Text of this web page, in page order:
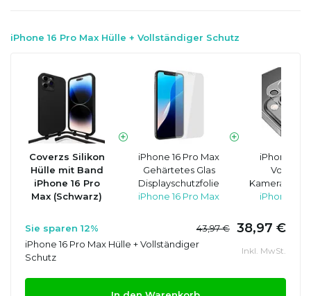
iPhone 16 Pro Max Hülle + Vollständiger Schutz
Coverzs Silikon
Hülle mit Band
iPhone 16 Pro
Max (Schwarz)
iPhone 16 Pro Max
Gehärtetes Glas
Displayschutzfolie
iPhone 16 Pro Max
iPhone 16
iPhone 16
Sie sparen 12% 43,97 € 38,97 €
iPhone 16 Pro Max Hülle + Vollständiger
Schutz
Inkl. MwSt.